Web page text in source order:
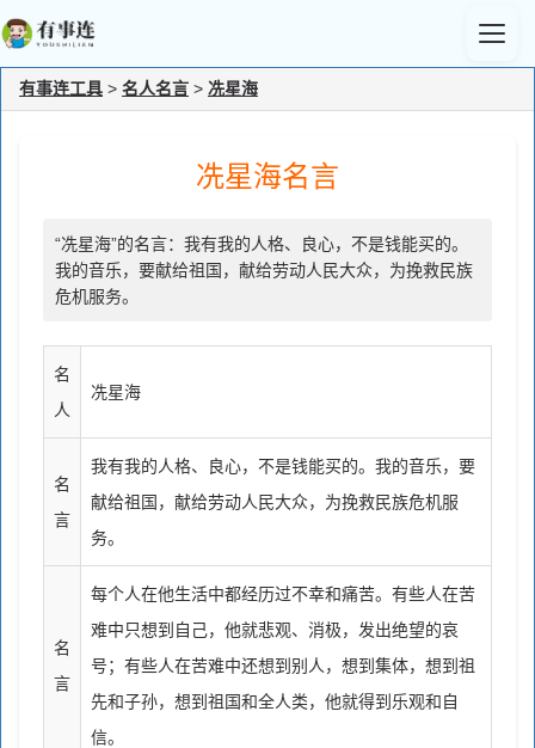
有事连工具 > 名人名言 > 冼星海
冼星海名言
“冼星海”的名言：我有我的人格、良心，不是钱能买的。
我的音乐，要献给祖国，献给劳动人民大众，为挽救民族
危机服务。
名
人
冼星海
名
言
我有我的人格、良心，不是钱能买的。我的音乐，要
献给祖国，献给劳动人民大众，为挽救民族危机服
务。
名
言
每个人在他生活中都经历过不幸和痛苦。有些人在苦
难中只想到自己，他就悲观、消极，发出绝望的哀
号；有些人在苦难中还想到别人，想到集体，想到祖
先和子孙，想到祖国和全人类，他就得到乐观和自
信。